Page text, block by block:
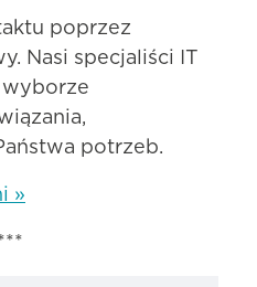
poprzez
Nasi specjaliści IT
potrzeb.
»